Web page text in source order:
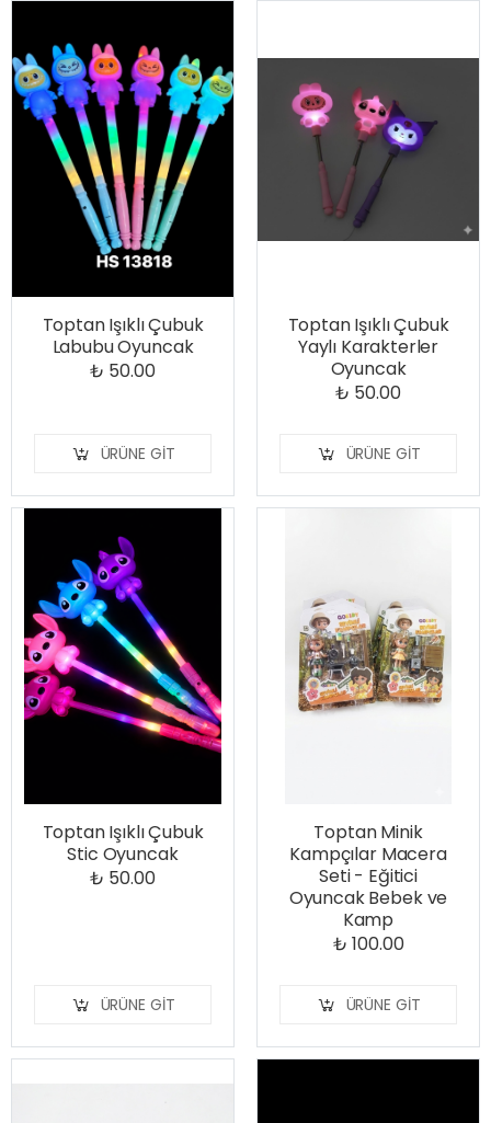
Toptan Işıklı Çubuk
Labubu Oyuncak
₺ 50.00
ÜRÜNE GIT
Toptan Işıklı Çubuk
Yaylı Karakterler
Oyuncak
₺ 50.00
ÜRÜNE GIT
Toptan Işıklı Çubuk
Stic Oyuncak
₺ 50.00
ÜRÜNE GIT
Toptan Minik
Kampçılar Macera
Seti - Eğitici
Oyuncak Bebek ve
Kamp
₺ 100.00
ÜRÜNE GIT